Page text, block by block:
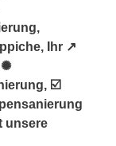
Ihr ↗️
✺
☑️
unsere